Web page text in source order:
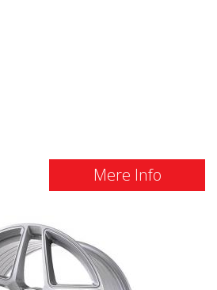
Mere Info